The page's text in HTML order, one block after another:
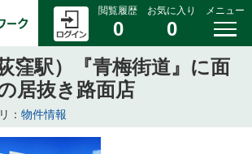
閲覧履歴
0
お気に入り
0
メニュー
窪駅）『青梅街道』に面
居抜き路面店
： 物件情報